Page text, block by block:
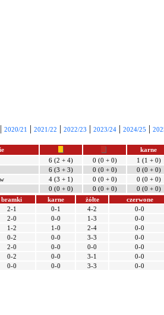
| 2020/21 | 2021/22 | 2022/23 | 2023/24 | 2024/25 |
karne
6 (2 + 4) 0 (0 + 0)
1 (1 + 0)
6 (3 + 3) 0 (0 + 0)
0 (0 + 0)
4 (3 + 1) 0 (0 + 0)
0 (0 + 0)
0 (0 + 0) 0 (0 + 0)
0 (0 + 0)
bramki karne żółte
czerwone
2-1 0-1 4-2
0-0
2-0 0-0 1-3
0-0
1-2 1-0 2-4
0-0
0-2 0-0 3-3
0-0
2-0 0-0 0-0
0-0
0-2 0-0 3-1
0-0
0-0 0-0 3-3 0-0